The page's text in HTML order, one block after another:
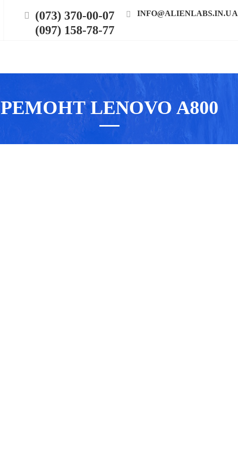
РЕМОНТ LENOVO A800
(073) 370-00-07
(097) 158-78-77
INFO@ALIENLABS.IN.UA